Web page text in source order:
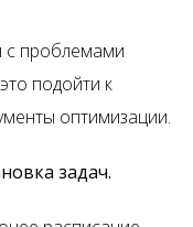
с проблемами
подойти к
оптимизации.
задач.